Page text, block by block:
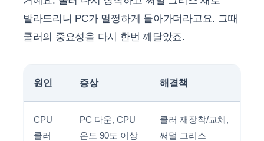
발라드리니 PC가 멀쩡하게 돌아가더라고요. 그때
쿨러의 중요성을 다시 한번 깨달았죠.
원인 증상 해결책
CPU
쿨러
PC 다운, CPU
온도 90도 이상
쿨러 재장착/교체,
써멀 그리스